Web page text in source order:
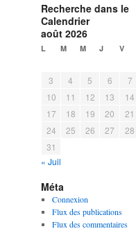
Recherche dans le
Calendrier
août 2026
L M M J V
3
4 5 6 7
10
11 12 13 14
17
18 19 20 21
24
25 26 27 28
31
« Juil
Méta
Connexion
Flux des publications
Flux des commentaires